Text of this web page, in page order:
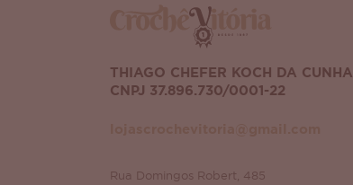
THIAGO CHEFER KOCH DA CUNHA
CNPJ 37.896.730/0001-22
Rua Domingos Robert, 485